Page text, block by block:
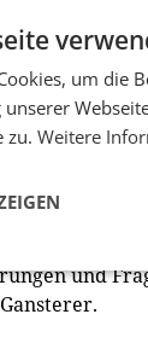
Marketing
stärker
bei
ist,
und
um die
zu. Weitere